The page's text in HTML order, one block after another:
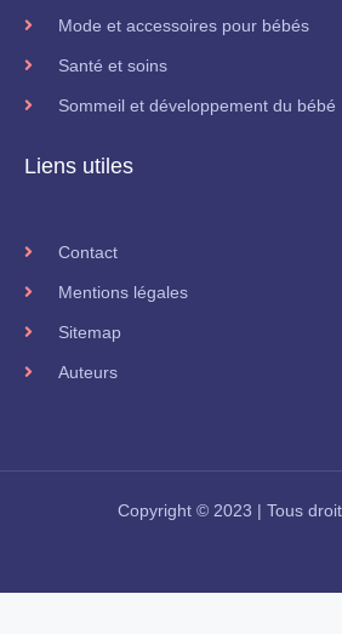
Mode et accessoires pour bébés
Santé et soins
Sommeil et développement du bébé
Liens utiles
Contact
Mentions légales
Sitemap
Auteurs
Copyright © 2023 | Tous